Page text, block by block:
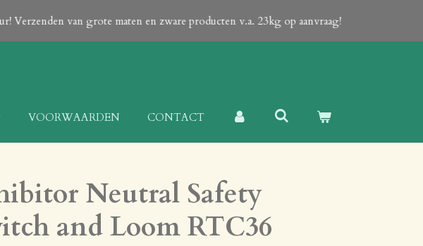
Verzenden van grote maten en zware producten v.a. 23kg op aanvraag!
VOORWAARDEN CONTACT
Neutral Safety
and Loom RTC36